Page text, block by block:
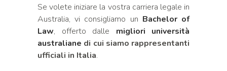
Se volete iniziare la vostra carriera legale in
Australia, vi consigliamo un Bachelor of
Law, offerto dalle migliori università
australiane di cui siamo rappresentanti
ufficiali in Italia.